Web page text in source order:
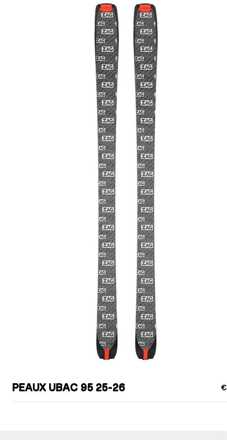
PEAUX UBAC 95 25-26